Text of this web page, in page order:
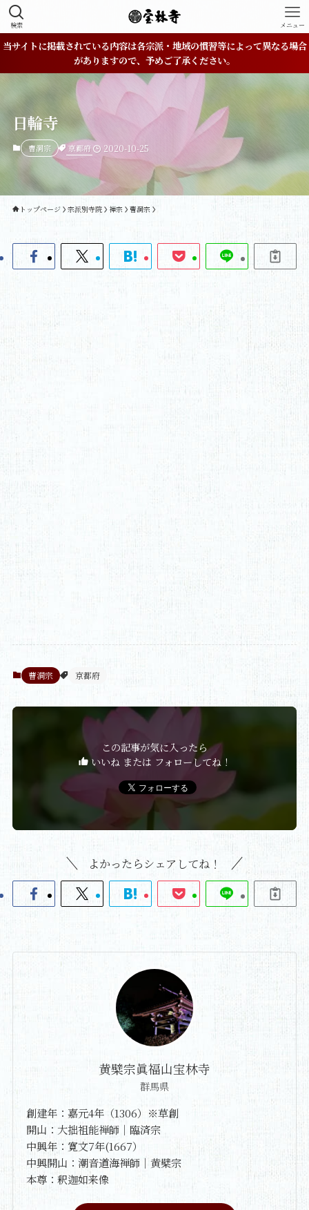
検索 メニュー
当サイトに掲載されている内容は各宗派・地域の慣習等によって異なる場合
がありますので、予めご了承ください。
日輪寺
曹洞宗 京都府 2020-10-25
トップページ 宗派別寺院 禅宗 曹洞宗
曹洞宗 京都府
この記事が気に入ったら
いいね または フォローしてね！
よかったらシェアしてね！
黄檗宗眞福山宝林寺
群馬県
創建年：嘉元4年（1306）※草創
開山：大拙祖能禅師｜臨済宗
中興年：寛文7年(1667）
中興開山：潮音道海禅師｜黄檗宗
本尊：釈迦如来像